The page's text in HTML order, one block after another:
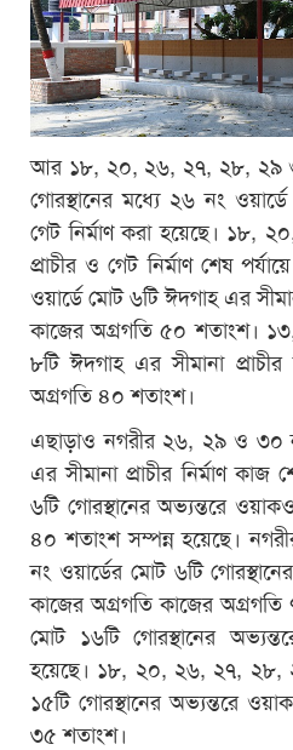
আর ১৮, ২০, ২৬, ২৭, ২৮, ২৯ ও
গোরস্থানের মধ্যে ২৬ নং
গেট নির্মাণ করা হয়েছে। ১৮,
প্রাচীর ও গেট নির্মাণ শেষ
ওয়ার্ডে মোট ৬টি ঈদগাহ এর
কাজের অগ্রগতি ৫০ শতাংশ।
৮টি ঈদগাহ এর সীমানা
অগ্রগতি ৪০ শতাংশ।
এছাড়াও নগরীর ২৬, ২৯ ও ৩০
এর সীমানা প্রাচীর নির্মাণ
৬টি গোরস্থানের অভ্যন্তরে
৪০ শতাংশ সম্পন্ন হয়েছে।
নং ওয়ার্ডের মোট ৬টি
কাজের অগ্রগতি কাজের অগ্রগতি
মোট ১৬টি গোরস্থানের
হয়েছে। ১৮, ২০, ২৬, ২৭, ২৮,
১৫টি গোরস্থানের অভ্যন্তরে
৩৫ শতাংশ।